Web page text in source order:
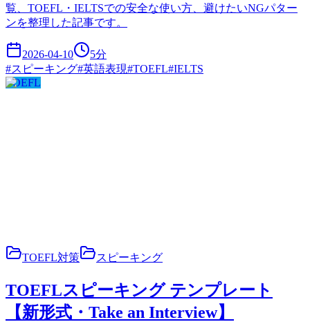
覧、TOEFL・IELTSでの安全な使い方、避けたいNGパター
ンを整理した記事です。
2026-04-10 5分
#スピーキング#英語表現#TOEFL#IELTS
TOEFL
TOEFL対策 スピーキング
TOEFLスピーキング テンプレート
【新形式・Take an Interview】